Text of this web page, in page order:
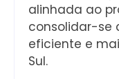
alinhada ao
consolidar-se
eficiente e
Sul.